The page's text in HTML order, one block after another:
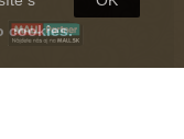
cookies.